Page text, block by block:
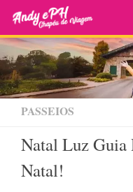
Skip to content
PASSEIOS
Natal Luz Guia
Natal!